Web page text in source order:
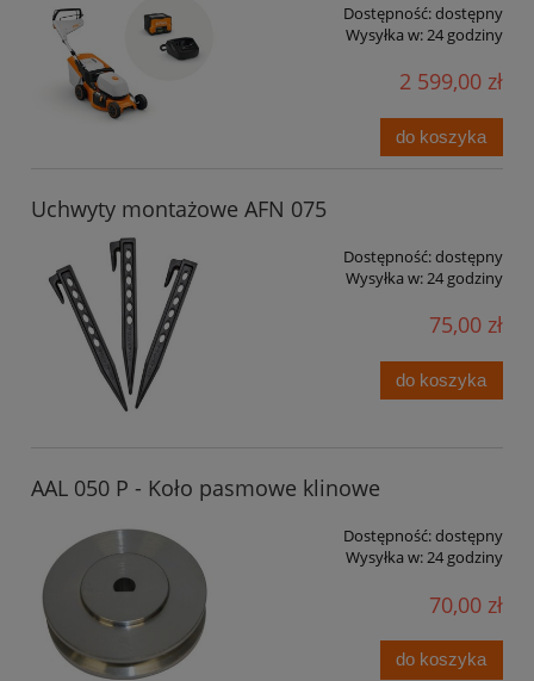
Dostępność:dostępny
Wysyłka w: 24 godziny
2 599,00 zł
do koszyka
Uchwyty montażowe AFN 075
Dostępność:dostępny
Wysyłka w:24 godziny
75,00 zł
do koszyka
AAL 050 P - Koło pasmowe klinowe
Dostępność:dostępny
Wysyłka w:24 godziny
70,00 zł
do koszyka